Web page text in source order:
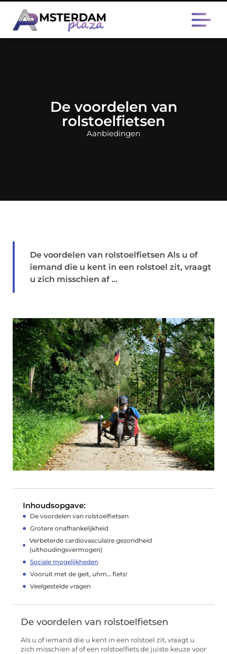
De voordelen van
rolstoelfietsen
Aanbiedingen
De voordelen van rolstoelfietsen Als u of
iemand die u kent in een rolstoel zit, vraagt
u zich misschien af ...
Inhoudsopgave:
De voordelen van rolstoelfietsen
Grotere onafhankelijkheid
Verbeterde cardiovasculaire gezondheid
(uithoudingsvermogen)
Sociale mogelijkheden
Vooruit met de geit, uhm… fiets!
Veelgestelde vragen
De voordelen van rolstoelfietsen
Als u of iemand die u kent in een rolstoel zit, vraagt u
zich misschien af of een rolstoelfiets de juiste keuze voor